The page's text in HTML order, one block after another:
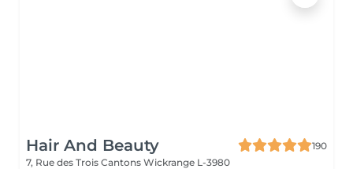
Hair And Beauty
190
7, Rue des Trois Cantons Wickrange L-3980